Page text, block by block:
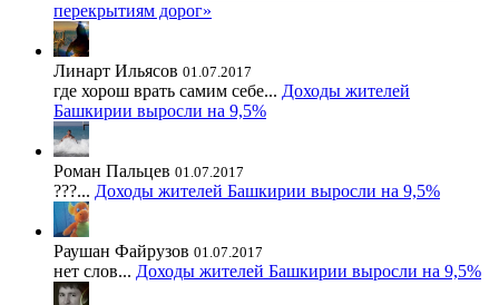
перекрытиям дорог»
Линарт Ильясов 01.07.2017
где хорош врать самим себе... Доходы жителей
Башкирии выросли на 9,5%
Роман Пальцев 01.07.2017
???... Доходы жителей Башкирии выросли на 9,5%
Раушан Файрузов 01.07.2017
нет слов... Доходы жителей Башкирии выросли на 9,5%